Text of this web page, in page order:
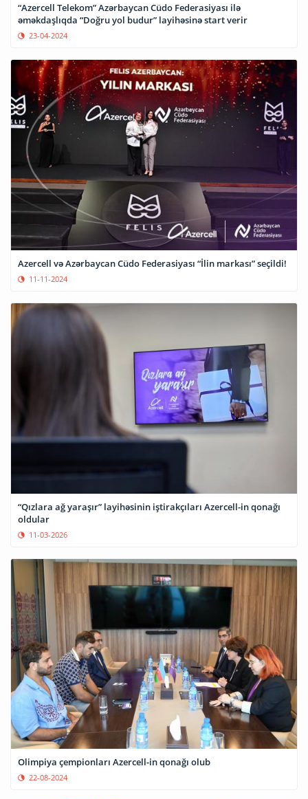
“Azercell Telekom” Azərbaycan Cüdo Federasiyası ilə
əməkdaşlıqda “Doğru yol budur” layihəsinə start verir
23-04-2024
Azercell və Azərbaycan Cüdo Federasiyası “İlin markası” seçildi!
11-11-2024
“Qızlara ağ yaraşır” layihəsinin iştirakçıları Azercell-in qonağı
oldular
11-03-2026
Olimpiya çempionları Azercell-in qonağı olub
22-08-2024